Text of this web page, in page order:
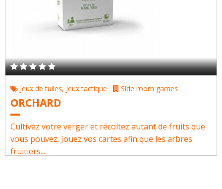
Jeux de tuiles, Jeux tactique Side room games
ORCHARD
Cultivez votre verger et récoltez autant de fruits que
vous pouvez. Jouez vos cartes afin que les arbres
fruitiers...